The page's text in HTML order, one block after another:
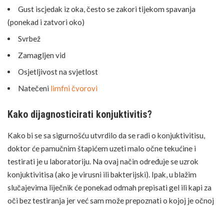
Gust iscjedak iz oka, često se zakori tijekom spavanja
(ponekad i zatvori oko)
Svrbež
Zamagljen vid
Osjetljivost na svjetlost
Natečeni limfni čvorovi
Kako dijagnosticirati konjuktivitis?
Kako bi se sa sigurnošću utvrdilo da se radi o konjuktivitisu,
doktor će pamučnim štapićem uzeti malo očne tekućine i
testirati je u laboratoriju. Na ovaj način određuje se uzrok
konjuktivitisa (ako je virusni ili bakterijski). Ipak, u blažim
slučajevima liječnik će ponekad odmah prepisati gel ili kapi za
oči bez testiranja jer već sam može prepoznati o kojoj je očnoj